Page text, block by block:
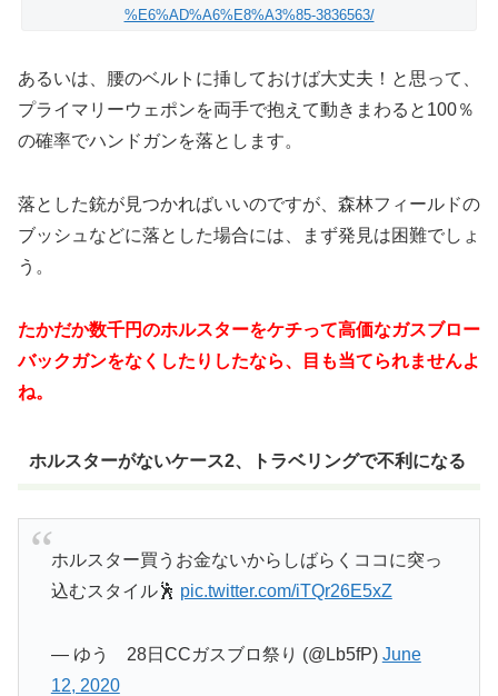
%E6%AD%A6%E8%A3%85-3836563/
あるいは、腰のベルトに挿しておけば大丈夫！と思って、
プライマリーウェポンを両手で抱えて動きまわると100％
の確率でハンドガンを落とします。
落とした銃が見つかればいいのですが、森林フィールドの
ブッシュなどに落とした場合には、まず発見は困難でしょ
う。
たかだか数千円のホルスターをケチって高価なガスブロー
バックガンをなくしたりしたなら、目も当てられませんよ
ね。
ホルスターがないケース2、トラベリングで不利になる
ホルスター買うお金ないからしばらくココに突っ
込むスタイル🕺 pic.twitter.com/iTQr26E5xZ
— ゆう 28日CCガスブロ祭り (@Lb5fP) June
12, 2020